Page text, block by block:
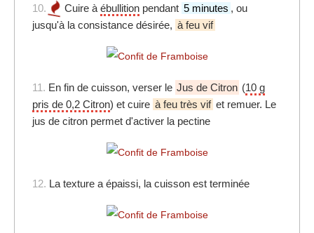
10. Cuire àébullition pendant 5 minutes , ou
jusqu'à la consistance désirée, à feu vif
11. En fin de cuisson, verser le Jus de Citron (10 g
pris de 0,2 Citron) et cuire à feu très vif et remuer. Le
jus de citron permet d'activer la pectine
12. La texture a épaissi, la cuisson est terminée